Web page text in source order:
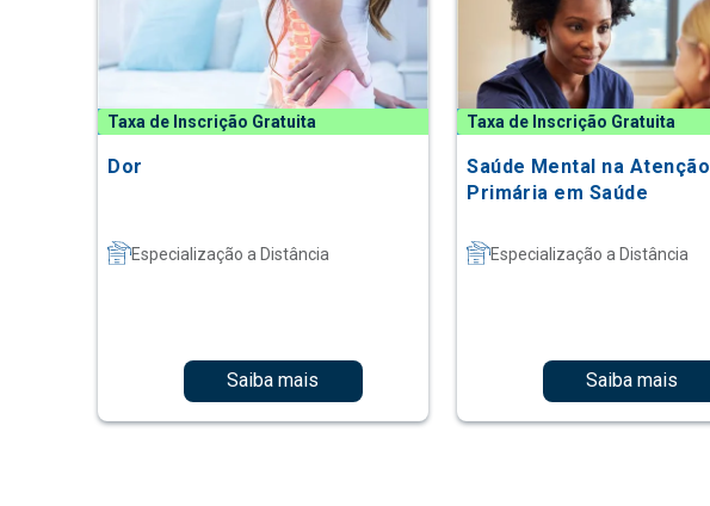
Taxa de Inscrição Gratuita
Dor
Especialização a Distância
Saiba mais
Taxa de Inscrição Gratuita
Saúde Mental na Atenção
Primária em Saúde
Especialização a Distância
Saiba mais